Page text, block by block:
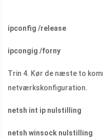
ipconfig /release
ipcongig /forny
Trin 4. Kør de næste to
netværkskonfiguration.
netsh int ip nulstilling
netsh winsock nulstilling